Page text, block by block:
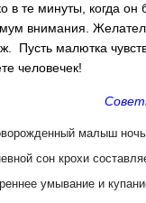
в те минуты, когда
внимания.
Пусть малютка
человечек!
малыш
сон крохи
умывание и